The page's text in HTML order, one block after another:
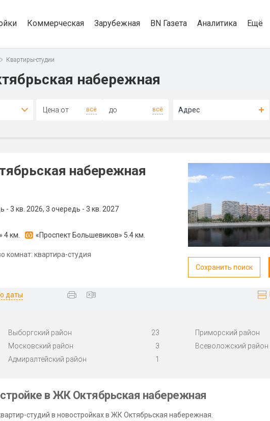
Коммерческая Зарубежная BN Газета Аналитика Ещё
Квартиры-студии
набережная
всё всё Адрес
набережная
- 3 кв. 2026 3 очередь - 3 кв. 2027
4 км. «Проспект Большевиков» 5.4 км.
комнат: квартира-студия
Сохранить поиск
даты
Выборгский район 23 Приморский район
Московский район 3 Всеволожский район
Адмиралтейский район 1
в ЖК Октябрьская набережная
студий в новостройках в ЖК Октябрьская набережная.